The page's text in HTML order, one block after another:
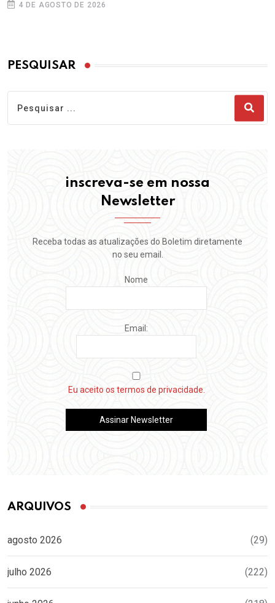
4 DE AGOSTO DE 2026
PESQUISAR
inscreva-se em nossa
Newsletter
Receba todas as atualizações do Boletim diretamente
no seu email.
Nome
Email:
Eu aceito os termos de privacidade.
ARQUIVOS
agosto 2026 (29)
julho 2026 (222)